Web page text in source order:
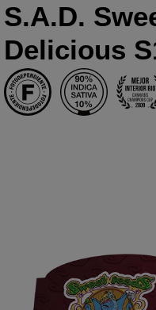
S.A.D.
Delicious